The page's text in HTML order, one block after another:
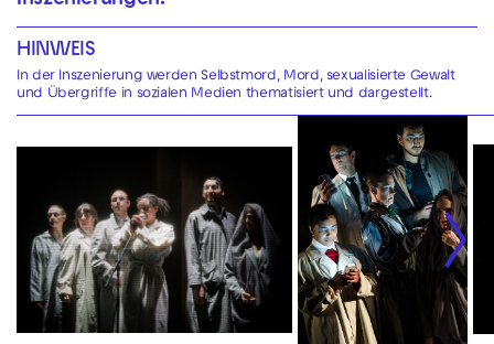
HINWEIS
In der Inszenierung werden Selbstmord, Mord, sexualisierte Gewalt
und Übergriffe in sozialen Medien thematisiert und dargestellt.